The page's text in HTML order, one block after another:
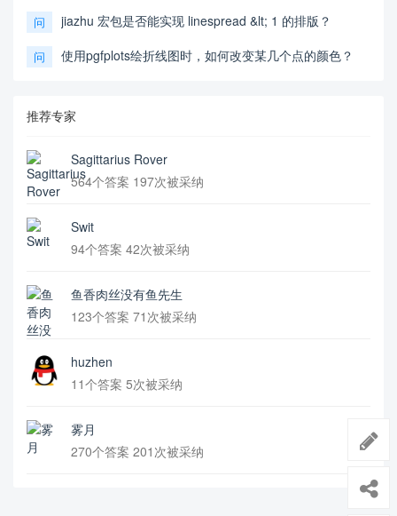
问 jiazhu 宏包是否能实现 linespread &lt; 1 的排版？
问 使用pgfplots绘折线图时，如何改变某几个点的颜色？
推荐专家
Sagittarius Rover
564个答案 197次被采纳
Swit
94个答案 42次被采纳
鱼香肉丝没有鱼先生
123个答案 71次被采纳
huzhen
11个答案 5次被采纳
雾月
270个答案 201次被采纳